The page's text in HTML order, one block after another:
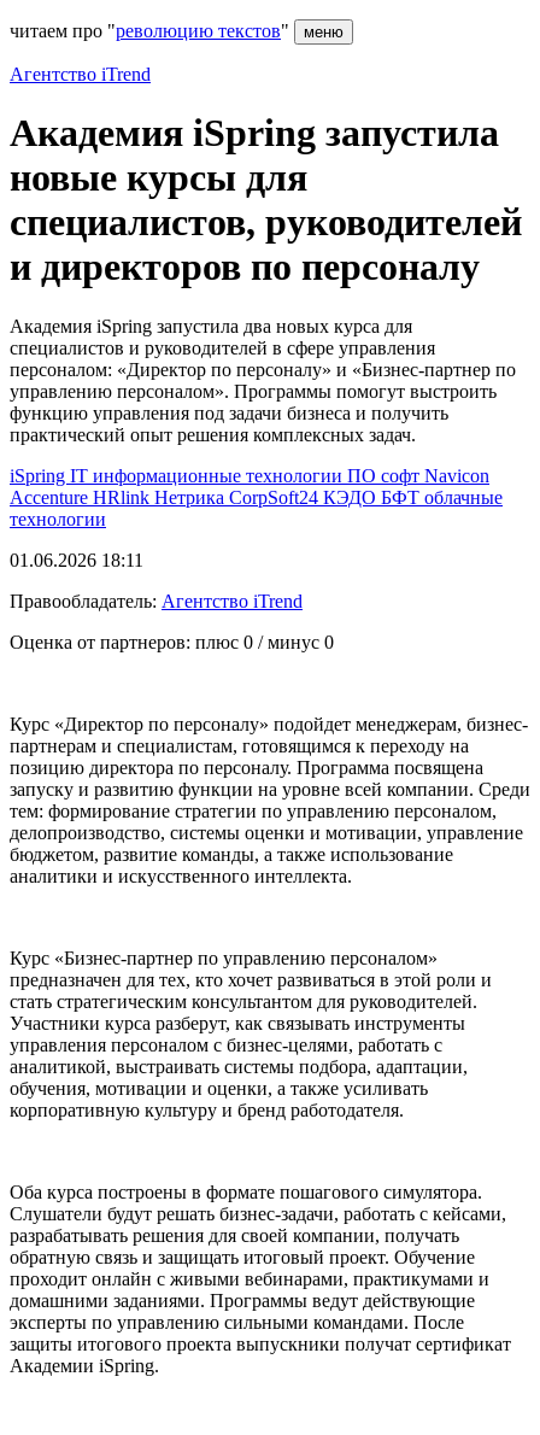
читаем про "революцию текстов" меню
Агентство iTrend
Академия iSpring запустила
новые курсы для
специалистов, руководителей
и директоров по персоналу
Академия iSpring запустила два новых курса для
специалистов и руководителей в сфере управления
персоналом: «Директор по персоналу» и «Бизнес-партнер по
управлению персоналом». Программы помогут выстроить
функцию управления под задачи бизнеса и получить
практический опыт решения комплексных задач.
iSpring IT информационные технологии ПО софт Navicon
Accenture HRlink Нетрика CorpSoft24 КЭДО БФТ облачные
технологии
01.06.2026 18:11
Правообладатель: Агентство iTrend
Оценка от партнеров: плюс 0 / минус 0
Курс «Директор по персоналу» подойдет менеджерам, бизнес-
партнерам и специалистам, готовящимся к переходу на
позицию директора по персоналу. Программа посвящена
запуску и развитию функции на уровне всей компании. Среди
тем: формирование стратегии по управлению персоналом,
делопроизводство, системы оценки и мотивации, управление
бюджетом, развитие команды, а также использование
аналитики и искусственного интеллекта.
Курс «Бизнес-партнер по управлению персоналом»
предназначен для тех, кто хочет развиваться в этой роли и
стать стратегическим консультантом для руководителей.
Участники курса разберут, как связывать инструменты
управления персоналом с бизнес-целями, работать с
аналитикой, выстраивать системы подбора, адаптации,
обучения, мотивации и оценки, а также усиливать
корпоративную культуру и бренд работодателя.
Оба курса построены в формате пошагового симулятора.
Слушатели будут решать бизнес-задачи, работать с кейсами,
разрабатывать решения для своей компании, получать
обратную связь и защищать итоговый проект. Обучение
проходит онлайн с живыми вебинарами, практикумами и
домашними заданиями. Программы ведут действующие
эксперты по управлению сильными командами. После
защиты итогового проекта выпускники получат сертификат
Академии iSpring.